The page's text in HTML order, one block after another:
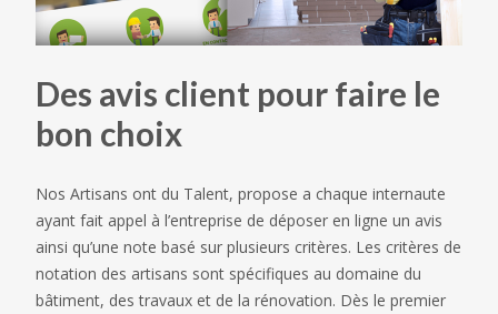
Des avis client pour faire le
bon choix
Nos Artisans ont du Talent, propose a chaque internaute
ayant fait appel à l’entreprise de déposer en ligne un avis
ainsi qu’une note basé sur plusieurs critères. Les critères de
notation des artisans sont spécifiques au domaine du
bâtiment, des travaux et de la rénovation. Dès le premier